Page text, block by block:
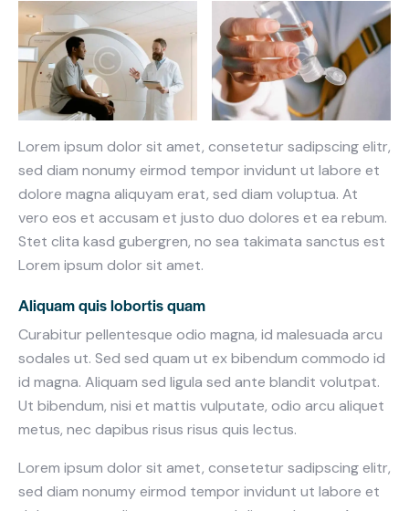
Lorem ipsum dolor sit amet, consetetur sadipscing elitr,
sed diam nonumy eirmod tempor invidunt ut labore et
dolore magna aliquyam erat, sed diam voluptua. At
vero eos et accusam et justo duo dolores et ea rebum.
Stet clita kasd gubergren, no sea takimata sanctus est
Lorem ipsum dolor sit amet.
Aliquam quis lobortis quam
Curabitur pellentesque odio magna, id malesuada arcu
sodales ut. Sed sed quam ut ex bibendum commodo id
id magna. Aliquam sed ligula sed ante blandit volutpat.
Ut bibendum, nisi et mattis vulputate, odio arcu aliquet
metus, nec dapibus risus risus quis lectus.
Lorem ipsum dolor sit amet, consetetur sadipscing elitr,
sed diam nonumy eirmod tempor invidunt ut labore et